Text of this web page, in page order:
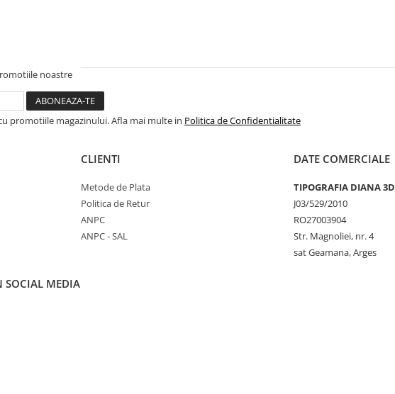
noastre
promotiile magazinului. Afla mai multe in Politica de Confidentialitate
CLIENTI
Metode de Plata
Politica de Retur
ANPC
ANPC - SAL
DATE COMERCIALE
TIPOGRAFIA DIANA 3D
J03/529/2010
RO27003904
Str. Magnoliei, nr. 4
sat Geamana, Arges
SOCIAL MEDIA